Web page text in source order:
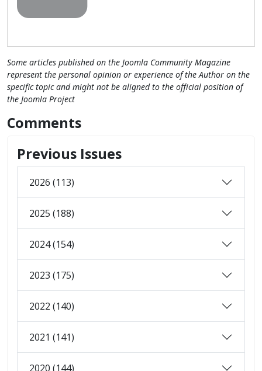
Some articles published on the Joomla Community Magazine
represent the personal opinion or experience of the Author on the
specific topic and might not be aligned to the official position of
the Joomla Project
Comments
Previous Issues
2026 (113)
2025 (188)
2024 (154)
2023 (175)
2022 (140)
2021 (141)
2020 (144)